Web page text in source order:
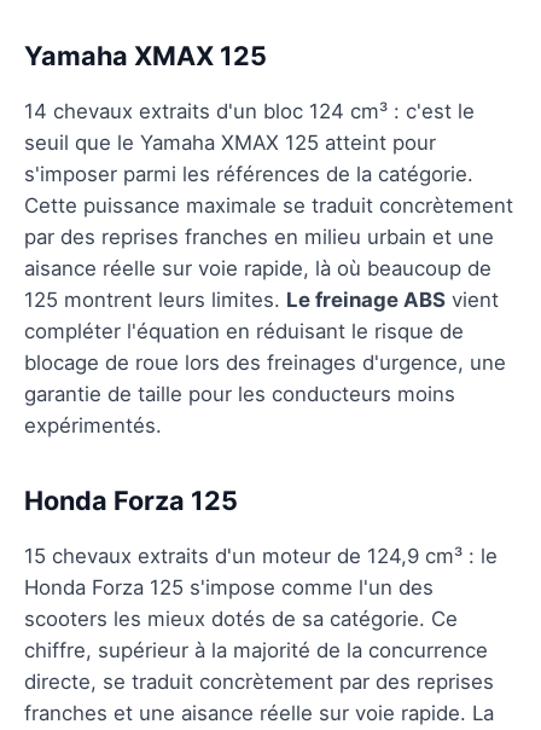
Yamaha XMAX 125
14 chevaux extraits d'un bloc 124 cm³ : c'est le
seuil que le Yamaha XMAX 125 atteint pour
s'imposer parmi les références de la catégorie.
Cette puissance maximale se traduit concrètement
par des reprises franches en milieu urbain et une
aisance réelle sur voie rapide, là où beaucoup de
125 montrent leurs limites. Le freinage ABS vient
compléter l'équation en réduisant le risque de
blocage de roue lors des freinages d'urgence, une
garantie de taille pour les conducteurs moins
expérimentés.
Honda Forza 125
15 chevaux extraits d'un moteur de 124,9 cm³ : le
Honda Forza 125 s'impose comme l'un des
scooters les mieux dotés de sa catégorie. Ce
chiffre, supérieur à la majorité de la concurrence
directe, se traduit concrètement par des reprises
franches et une aisance réelle sur voie rapide. La